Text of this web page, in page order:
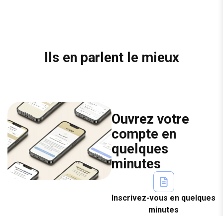
Ils en parlent le mieux
Ouvrez votre
compte en
quelques
minutes
Inscrivez-vous en quelques
minutes